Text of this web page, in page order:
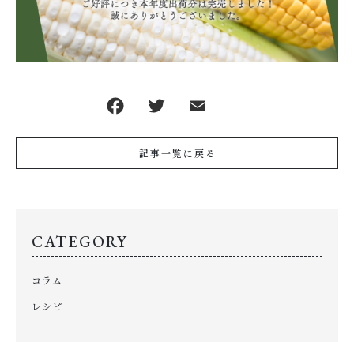
記事一覧に戻る
CATEGORY
コラム
レシピ